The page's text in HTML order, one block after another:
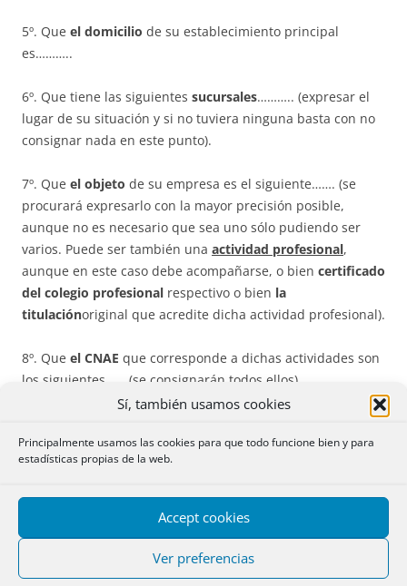
Sí, también usamos cookies
Principalmente usamos las cookies para que todo funcione bien y para
estadísticas propias de la web.
Accept cookies
Ver preferencias
5º. Que el domicilio de su establecimiento principal
es………..
6º. Que tiene las siguientes sucursales……….. (expresar el
lugar de su situación y si no tuviera ninguna basta con no
consignar nada en este punto).
7º. Que el objeto de su empresa es el siguiente……. (se
procurará expresarlo con la mayor precisión posible,
aunque no es necesario que sea uno sólo pudiendo ser
varios. Puede ser también una actividad profesional,
aunque en este caso debe acompañarse, o bien certificado
del colegio profesional respectivo o bien la
titulaciónoriginal que acredite dicha actividad profesional).
8º. Que el CNAE que corresponde a dichas actividades son
los siguientes…….(se consignarán todos ellos).
siguiente: ………
quedar exento de responsabilidad en los términos de la
consignando su título de adquisición y los
registralesde la misma. No es necesario consignar estado